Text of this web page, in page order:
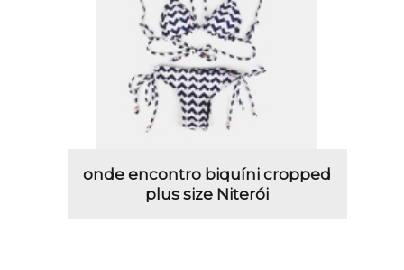
onde encontro biquíni cropped
plus size Niterói